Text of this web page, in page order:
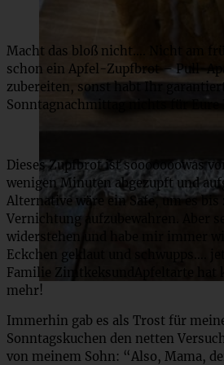
Macht das bloß nicht…. Nicht am
schon ein Apfel-Zupfbrot – Pull-
zubereiten, sonst habt Ihr
Sonntagnachmittag nichts für Eure
Dieses Zupfbrot ist sooooooowas
wenigen Minuten abgezupft und
Alternative wäre ein Safe, um es bis
Vernichtung aufzubewahren. Aber
widerstehen und habe mir immer
Eckchen geklaut und schwupps….
Familie ZimtkeksundApfeltarte hat
mehr!
Immerhin gab es als Trost für
Sonntagskuchen den netten
von meinem Sohn: “Also, Mama,